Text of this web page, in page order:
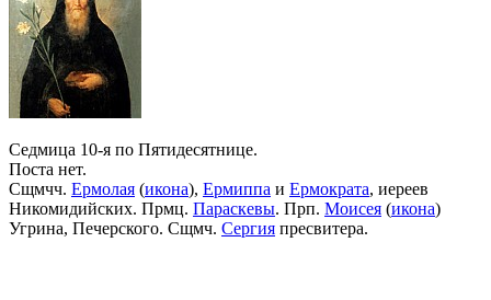
Седмица 10-я по Пятидесятнице.
Поста нет.
Сщмчч. Ермолая (икона), Ермиппа и Ермократа, иереев
Никомидийских. Прмц. Параскевы. Прп. Моисея (икона)
Угрина, Печерского. Сщмч. Сергия пресвитера.